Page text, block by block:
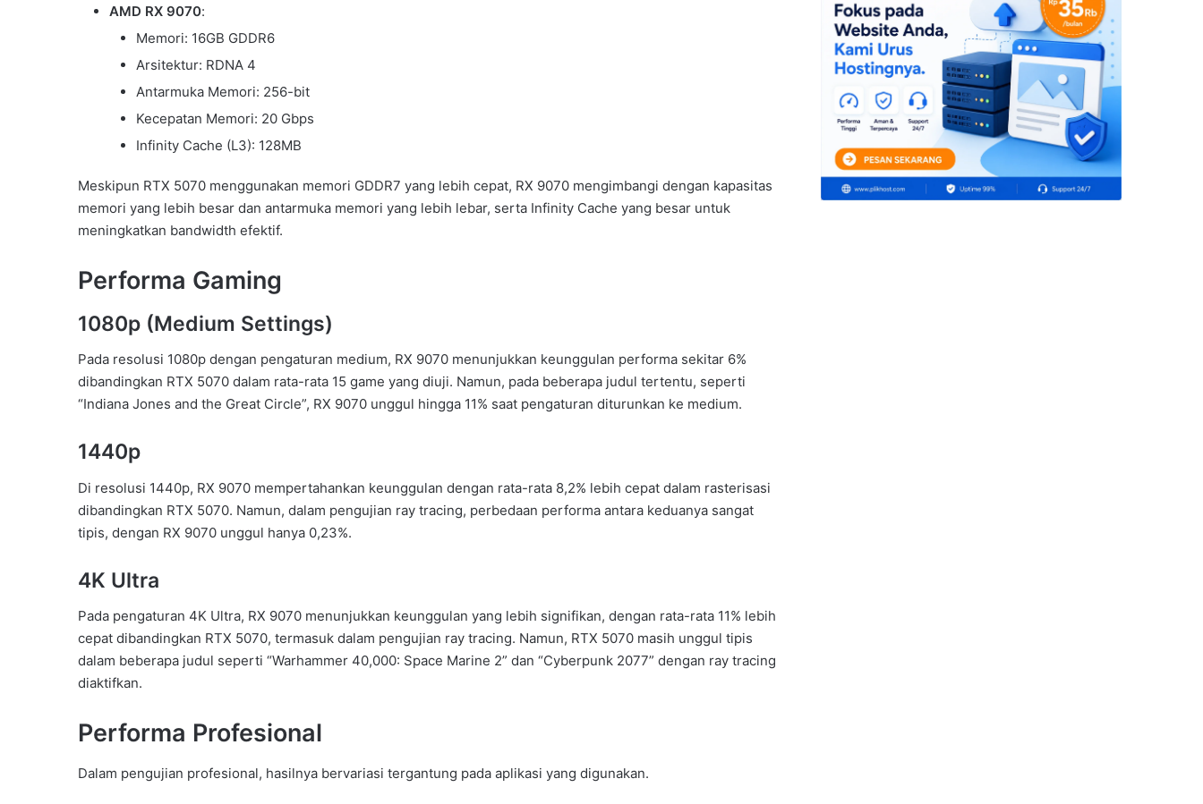
AMD RX 9070:
Memori: 16GB GDDR6
Arsitektur: RDNA 4
Antarmuka Memori: 256-bit
Kecepatan Memori: 20 Gbps
Infinity Cache (L3): 128MB
Meskipun RTX 5070 menggunakan memori GDDR7 yang lebih cepat, RX 9070 mengimbangi dengan kapasitas
memori yang lebih besar dan antarmuka memori yang lebih lebar, serta Infinity Cache yang besar untuk
meningkatkan bandwidth efektif.
Performa Gaming
1080p (Medium Settings)
Pada resolusi 1080p dengan pengaturan medium, RX 9070 menunjukkan keunggulan performa sekitar 6%
dibandingkan RTX 5070 dalam rata-rata 15 game yang diuji. Namun, pada beberapa judul tertentu, seperti
“Indiana Jones and the Great Circle”, RX 9070 unggul hingga 11% saat pengaturan diturunkan ke medium.
1440p
Di resolusi 1440p, RX 9070 mempertahankan keunggulan dengan rata-rata 8,2% lebih cepat dalam rasterisasi
dibandingkan RTX 5070. Namun, dalam pengujian ray tracing, perbedaan performa antara keduanya sangat
tipis, dengan RX 9070 unggul hanya 0,23%.
4K Ultra
Pada pengaturan 4K Ultra, RX 9070 menunjukkan keunggulan yang lebih signifikan, dengan rata-rata 11% lebih
cepat dibandingkan RTX 5070, termasuk dalam pengujian ray tracing. Namun, RTX 5070 masih unggul tipis
dalam beberapa judul seperti “Warhammer 40,000: Space Marine 2” dan “Cyberpunk 2077” dengan ray tracing
diaktifkan.
Performa Profesional
Dalam pengujian profesional, hasilnya bervariasi tergantung pada aplikasi yang digunakan.